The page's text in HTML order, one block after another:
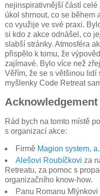
nejinspirativnější částí
úkol shrnout, co se během
co využije ve své praxi.
si kdo z akce odnášel, co
slabší stránky. Atmosféra
přispělo k tomu, že
zajímavé. Bylo více než
Věřím, že se s většinou lidí
myšlenky Code Retreat
Acknowledgement
Rád bych na tomto místě
s organizací akce:
Firmě Magion system,
Alešovi Roubíčkovi za
Retreatu, za pomoc s
organizačního know-how.
Panu Romanu